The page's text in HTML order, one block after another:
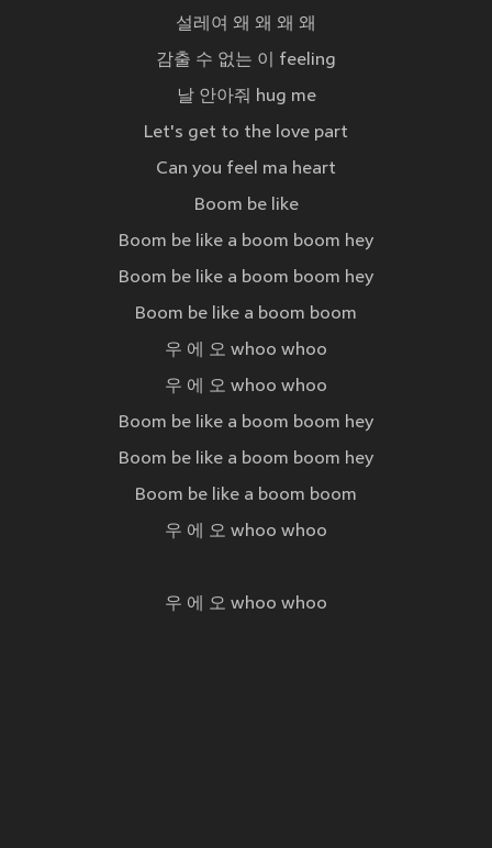
설레여 왜 왜 왜 왜
감출 수 없는 이 feeling
날 안아줘 hug me
Let's get to the love part
Can you feel ma heart
Boom be like
Boom be like a boom boom hey
Boom be like a boom boom hey
Boom be like a boom boom
우 에 오 whoo whoo
우 에 오 whoo whoo
Boom be like a boom boom hey
Boom be like a boom boom hey
Boom be like a boom boom
우 에 오 whoo whoo
우 에 오 whoo whoo